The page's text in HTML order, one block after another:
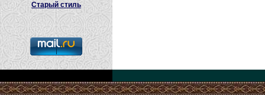
Старый стиль